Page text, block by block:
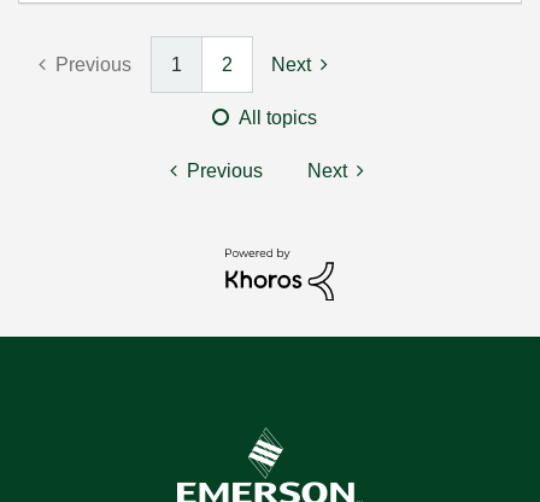
Previous 1 2 Next
All topics
Previous Next